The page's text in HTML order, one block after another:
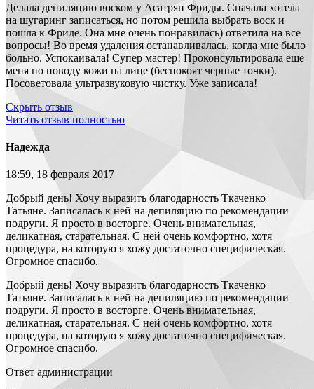
Делала депиляцию воском у Асатрян Фриды. Сначала хотела
на шугаринг записаться, но потом решила выбрать воск и
пошла к Фриде. Она мне очень понравилась) ответила на все
вопросы! Во время удаления останавливалась, когда мне было
больно. Успокаивала! Супер мастер! Проконсультировала еще
меня по поводу кожи на лице (беспокоят черные точки).
Посоветовала ультразвуковую чистку. Уже записала!
Скрыть отзыв
Читать отзыв полностью
Надежда
18:59, 18 февраля 2017
Добрый день! Хочу выразить благодарность Ткаченко
Татьяне. Записалась к ней на депиляцию по рекомендации
подруги. Я просто в восторге. Очень внимательная,
деликатная, старательная. С ней очень комфортно, хотя
процедура, на которую я хожу достаточно специфическая.
Огромное спасибо.
Добрый день! Хочу выразить благодарность Ткаченко
Татьяне. Записалась к ней на депиляцию по рекомендации
подруги. Я просто в восторге. Очень внимательная,
деликатная, старательная. С ней очень комфортно, хотя
процедура, на которую я хожу достаточно специфическая.
Огромное спасибо.
Ответ администрации